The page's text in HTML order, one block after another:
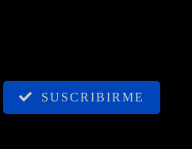
SUSCRIBIRME